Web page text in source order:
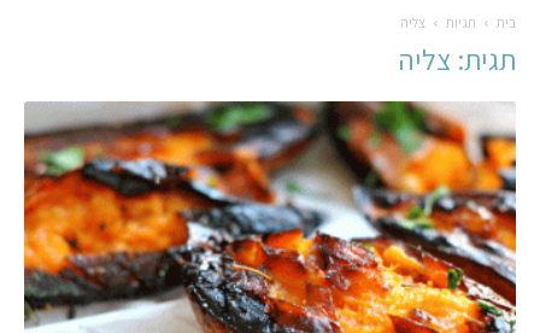
בית תגיות צליה
תגית: צליה